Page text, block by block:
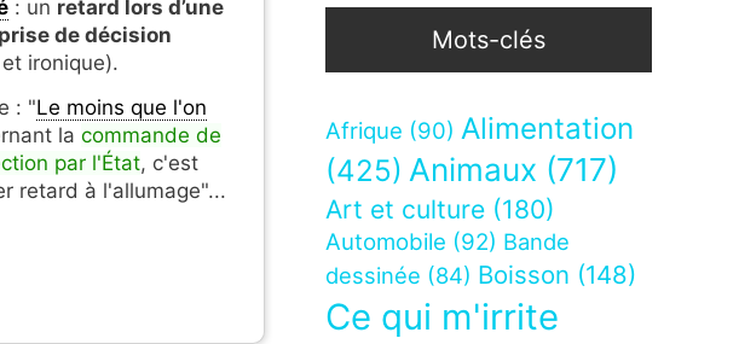
: un retard lors d’une
de décision
et ironique).
: "Le moins que l'on
la commande de
par l'État, c'est
retard à l'allumage"...
Mots-clés
Afrique (90) Alimentation
(425) Animaux (717)
Art et culture (180)
Automobile (92) Bande
dessinée (84) Boisson (148)
Ce qui m'irrite